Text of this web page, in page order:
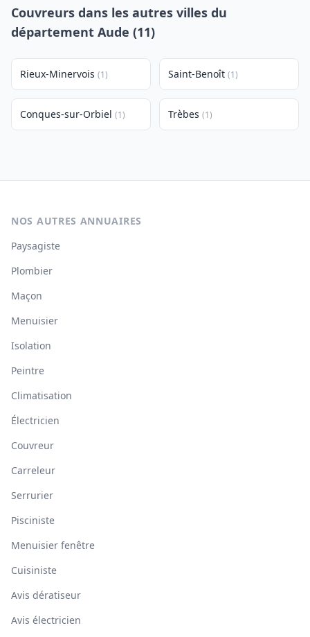
Couvreurs dans les autres villes du
département Aude (11)
Rieux-Minervois (1) Saint-Benoît (1)
Conques-sur-Orbiel (1) Trèbes (1)
NOS AUTRES ANNUAIRES
Paysagiste
Plombier
Maçon
Menuisier
Isolation
Peintre
Climatisation
Électricien
Couvreur
Carreleur
Serrurier
Pisciniste
Menuisier fenêtre
Cuisiniste
Avis dératiseur
Avis électricien